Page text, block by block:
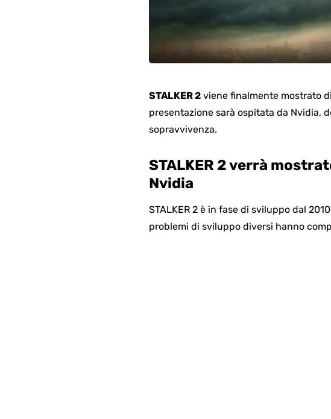
STALKER 2 viene finalmente mostrato
presentazione sarà ospitata da Nvidia,
sopravvivenza.
STALKER 2 verrà
Nvidia
STALKER 2 è in fase di sviluppo dal
problemi di sviluppo diversi hanno